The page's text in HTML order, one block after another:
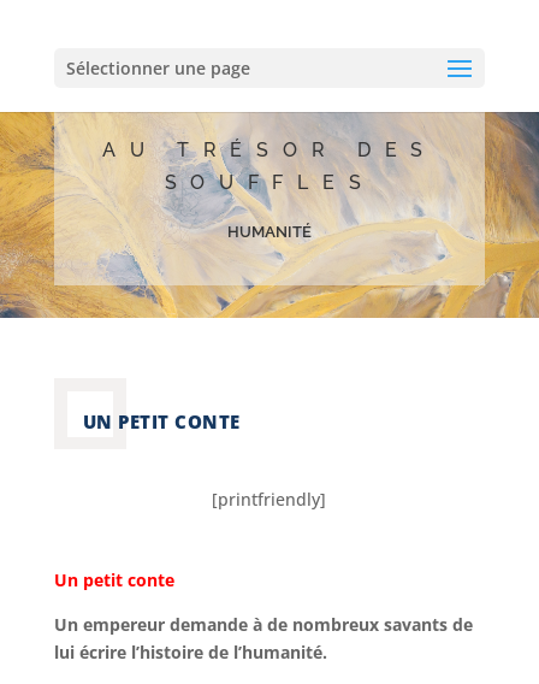
Sélectionner une page
AU TRÉSOR DES
SOUFFLES
humanité
UN PETIT CONTE
[printfriendly]
Un petit conte
Un empereur demande à de nombreux savants de
lui écrire l’histoire de l’humanité.